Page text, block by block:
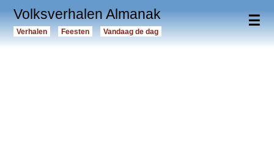
☰
Volksverhalen Almanak
Verhalen Feesten Vandaag de dag